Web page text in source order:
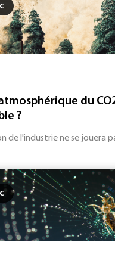
du
?
de l'industrie ne se jouera